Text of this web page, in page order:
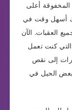
المخفوقة أعلى
أسهل وقت في
العقبات. الآن
كنت تعمل
إلى نقص
بعض الحيل في